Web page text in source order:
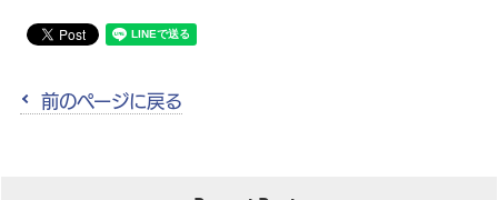
前のページに戻る